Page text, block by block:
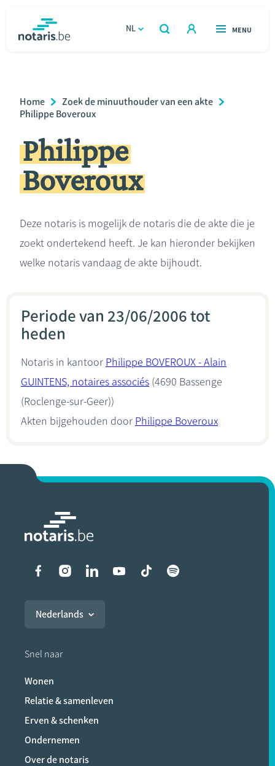
gaan
NL
OPEN
ZOEKEN
OPEN
MENU
Relatie & samenleven
Erven & schenken
Ondernemen
Rekenmodules
Breadcrumb
Home
Zoek de minuuthouder van een akte
Philippe Boveroux
Philippe
Boveroux
Deze notaris is mogelijk de notaris die de akte die je
zoekt ondertekend heeft. Je kan hieronder bekijken
welke notaris vandaag de akte bijhoudt.
Periode van 23/06/2006 tot
heden
Notaris in kantoor Philippe BOVEROUX - Alain
GUINTENS, notaires associés (4690 Bassenge
(Roclenge-sur-Geer))
Akten bijgehouden door Philippe Boveroux
Liens vers les réseaux
Nederlands
Snel naar
Wonen
Relatie & samenleven
Erven & schenken
Ondernemen
Over de notaris